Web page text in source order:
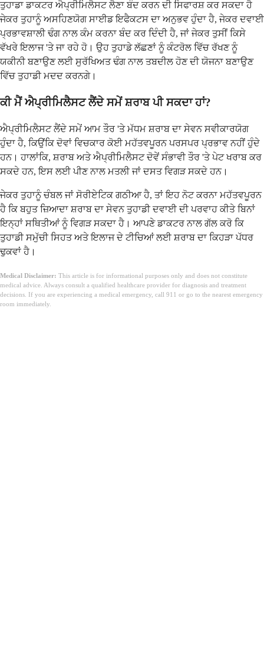
ਤੁਹਾਡਾ ਡਾਕਟਰ ਐਪ੍ਰੀਮਿਲੈਸਟ ਲੈਣਾ ਬੰਦ ਕਰਨ ਦੀ ਸਿਫਾਰਸ਼ ਕਰ ਸਕਦਾ ਹੈ
ਜੇਕਰ ਤੁਹਾਨੂੰ ਅਸਹਿਣਯੋਗ ਸਾਈਡ ਇਫੈਕਟਸ ਦਾ ਅਨੁਭਵ ਹੁੰਦਾ ਹੈ, ਜੇਕਰ ਦਵਾਈ
ਪ੍ਰਭਾਵਸ਼ਾਲੀ ਢੰਗ ਨਾਲ ਕੰਮ ਕਰਨਾ ਬੰਦ ਕਰ ਦਿੰਦੀ ਹੈ, ਜਾਂ ਜੇਕਰ ਤੁਸੀਂ ਕਿਸੇ
ਵੱਖਰੇ ਇਲਾਜ 'ਤੇ ਜਾ ਰਹੇ ਹੋ। ਉਹ ਤੁਹਾਡੇ ਲੱਛਣਾਂ ਨੂੰ ਕੰਟਰੋਲ ਵਿੱਚ ਰੱਖਣ ਨੂੰ
ਯਕੀਨੀ ਬਣਾਉਣ ਲਈ ਸੁਰੱਖਿਅਤ ਢੰਗ ਨਾਲ ਤਬਦੀਲ ਹੋਣ ਦੀ ਯੋਜਨਾ ਬਣਾਉਣ
ਵਿੱਚ ਤੁਹਾਡੀ ਮਦਦ ਕਰਨਗੇ।
ਕੀ ਮੈਂ ਐਪ੍ਰੀਮਿਲੈਸਟ ਲੈਂਦੇ ਸਮੇਂ ਸ਼ਰਾਬ ਪੀ ਸਕਦਾ ਹਾਂ?
ਐਪ੍ਰੀਮਿਲੈਸਟ ਲੈਂਦੇ ਸਮੇਂ ਆਮ ਤੌਰ 'ਤੇ ਮੱਧਮ ਸ਼ਰਾਬ ਦਾ ਸੇਵਨ ਸਵੀਕਾਰਯੋਗ
ਹੁੰਦਾ ਹੈ, ਕਿਉਂਕਿ ਦੋਵਾਂ ਵਿਚਕਾਰ ਕੋਈ ਮਹੱਤਵਪੂਰਨ ਪਰਸਪਰ ਪ੍ਰਭਾਵ ਨਹੀਂ ਹੁੰਦੇ
ਹਨ। ਹਾਲਾਂਕਿ, ਸ਼ਰਾਬ ਅਤੇ ਐਪ੍ਰੀਮਿਲੈਸਟ ਦੋਵੇਂ ਸੰਭਾਵੀ ਤੌਰ 'ਤੇ ਪੇਟ ਖਰਾਬ ਕਰ
ਸਕਦੇ ਹਨ, ਇਸ ਲਈ ਪੀਣ ਨਾਲ ਮਤਲੀ ਜਾਂ ਦਸਤ ਵਿਗੜ ਸਕਦੇ ਹਨ।
ਜੇਕਰ ਤੁਹਾਨੂੰ ਚੰਬਲ ਜਾਂ ਸੋਰੀਏਟਿਕ ਗਠੀਆ ਹੈ, ਤਾਂ ਇਹ ਨੋਟ ਕਰਨਾ ਮਹੱਤਵਪੂਰਨ
ਹੈ ਕਿ ਬਹੁਤ ਜ਼ਿਆਦਾ ਸ਼ਰਾਬ ਦਾ ਸੇਵਨ ਤੁਹਾਡੀ ਦਵਾਈ ਦੀ ਪਰਵਾਹ ਕੀਤੇ ਬਿਨਾਂ
ਇਨ੍ਹਾਂ ਸਥਿਤੀਆਂ ਨੂੰ ਵਿਗੜ ਸਕਦਾ ਹੈ। ਆਪਣੇ ਡਾਕਟਰ ਨਾਲ ਗੱਲ ਕਰੋ ਕਿ
ਤੁਹਾਡੀ ਸਮੁੱਚੀ ਸਿਹਤ ਅਤੇ ਇਲਾਜ ਦੇ ਟੀਚਿਆਂ ਲਈ ਸ਼ਰਾਬ ਦਾ ਕਿਹੜਾ ਪੱਧਰ
ਢੁਕਵਾਂ ਹੈ।
Medical Disclaimer: This article is for informational purposes only and does not constitute
medical advice. Always consult a qualified healthcare provider for diagnosis and treatment
decisions. If you are experiencing a medical emergency, call 911 or go to the nearest emergency
room immediately.